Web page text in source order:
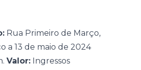
Rua Primeiro de Março,
a 13 de maio de 2024
Valor: Ingressos